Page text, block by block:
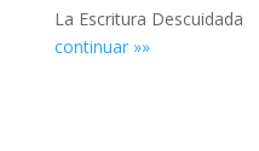
La Escritura Descuidada
continuar »»